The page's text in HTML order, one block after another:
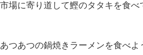
場に寄り道して鰹のタタキを食べ
つあつの鍋焼きラーメンを食べ